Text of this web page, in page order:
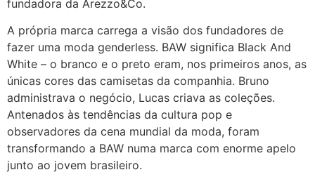
fundadora da Arezzo&Co.
A própria marca carrega a visão dos fundadores de
fazer uma moda genderless. BAW significa Black And
White – o branco e o preto eram, nos primeiros anos, as
únicas cores das camisetas da companhia. Bruno
administrava o negócio, Lucas criava as coleções.
Antenados às tendências da cultura pop e
observadores da cena mundial da moda, foram
transformando a BAW numa marca com enorme apelo
junto ao jovem brasileiro.